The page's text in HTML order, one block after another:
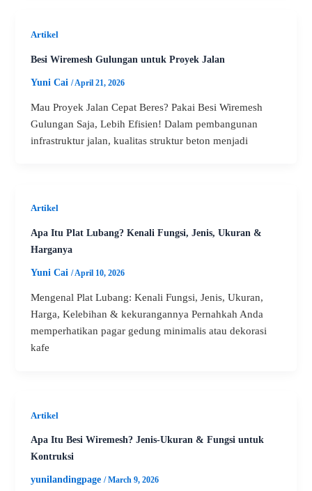
Artikel
Besi Wiremesh Gulungan untuk Proyek Jalan
Yuni Cai/April 21, 2026
Mau Proyek Jalan Cepat Beres? Pakai Besi Wiremesh
Gulungan Saja, Lebih Efisien! Dalam pembangunan
infrastruktur jalan, kualitas struktur beton menjadi
Artikel
Apa Itu Plat Lubang? Kenali Fungsi, Jenis, Ukuran &
Harganya
Yuni Cai/April 10, 2026
Mengenal Plat Lubang: Kenali Fungsi, Jenis, Ukuran,
Harga, Kelebihan & kekurangannya Pernahkah Anda
memperhatikan pagar gedung minimalis atau dekorasi
kafe
Artikel
Apa Itu Besi Wiremesh? Jenis-Ukuran & Fungsi untuk
Kontruksi
yunilandingpage/March 9, 2026